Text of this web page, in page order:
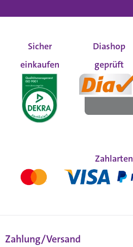
Sicher
einkaufen
Diashop
geprüft
Zahlarten
Zahlung/Versand